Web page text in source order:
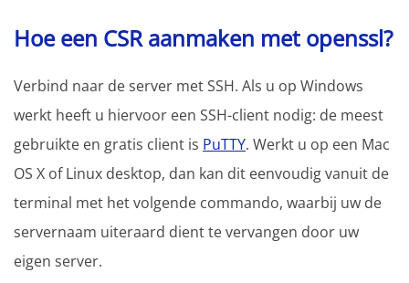
Hoe een CSR aanmaken met openssl?
Verbind naar de server met SSH. Als u op Windows
werkt heeft u hiervoor een SSH-client nodig: de meest
gebruikte en gratis client is PuTTY. Werkt u op een Mac
OS X of Linux desktop, dan kan dit eenvoudig vanuit de
terminal met het volgende commando, waarbij uw de
servernaam uiteraard dient te vervangen door uw
eigen server.